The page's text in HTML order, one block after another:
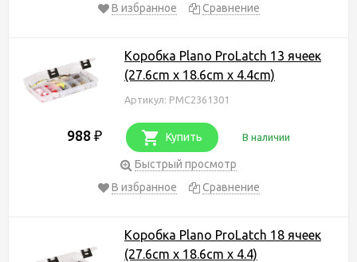
В избранное
Сравнение
Коробка Plano ProLatch 13 ячеек
(27.6cm x 18.6cm x 4.4cm)
Артикул: PMC2361301
988 ₽ Купить В наличии
Быстрый просмотр
В избранное
Сравнение
Коробка Plano ProLatch 18 ячеек
(27.6cm x 18.6cm x 4.4)